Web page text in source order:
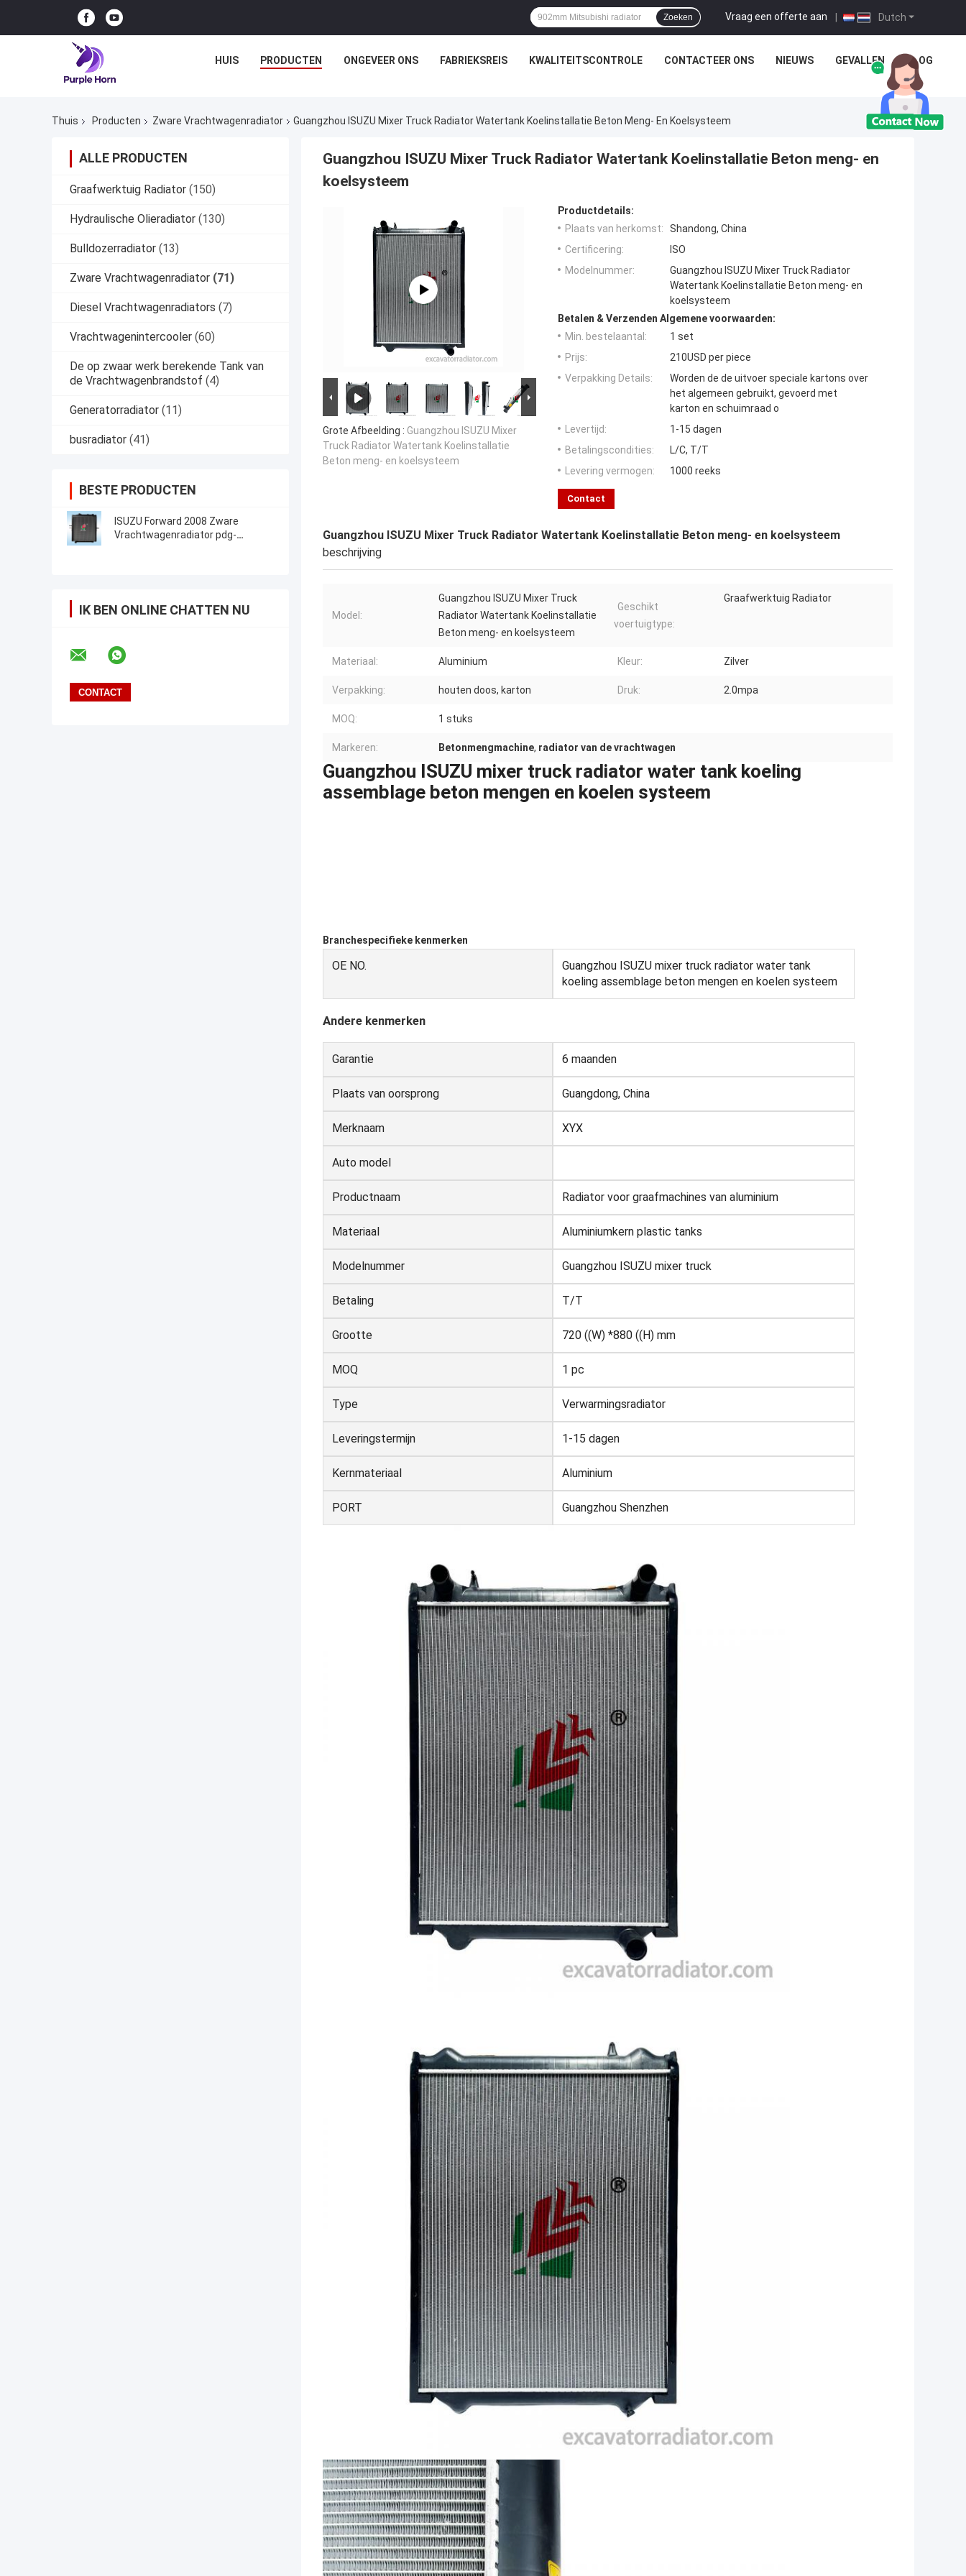
Dutch
Vraag een offerte aan |
Zoeken
HUIS PRODUCTEN ONGEVEER ONS FABRIEKSREIS KWALITEITSCONTROLE CONTACTEER ONS NIEUWS GEVALLEN BLOG
Thuis Producten Zware Vrachtwagenradiator Guangzhou ISUZU Mixer Truck Radiator Watertank Koelinstallatie Beton Meng- En Koelsysteem
ALLE PRODUCTEN
Graafwerktuig Radiator (150)
Hydraulische Olieradiator (130)
Bulldozerradiator (13)
Zware Vrachtwagenradiator (71)
Diesel Vrachtwagenradiators (7)
Vrachtwagenintercooler (60)
De op zwaar werk berekende Tank van
de Vrachtwagenbrandstof (4)
Generatorradiator (11)
busradiator (41)
BESTE PRODUCTEN
ISUZU Forward 2008 Zware
Vrachtwagenradiator pdg-
IK BEN ONLINE CHATTEN NU
Guangzhou ISUZU Mixer Truck Radiator Watertank Koelinstallatie Beton meng- en
koelsysteem
Grote Afbeelding : Guangzhou ISUZU Mixer
Truck Radiator Watertank Koelinstallatie
Beton meng- en koelsysteem
Productdetails:
Plaats van herkomst:
Shandong, China
Certificering:
ISO
Modelnummer:
Guangzhou ISUZU Mixer Truck Radiator
Watertank Koelinstallatie Beton meng- en
koelsysteem
Betalen & Verzenden Algemene voorwaarden:
Min. bestelaantal:
1 set
Prijs:
210USD per piece
Verpakking Details:
Worden de de uitvoer speciale kartons over
het algemeen gebruikt, gevoerd met
karton en schuimraad o
Levertijd:
1-15 dagen
Betalingscondities:
L/C, T/T
Levering vermogen:
1000 reeks
Contact
Guangzhou ISUZU Mixer Truck Radiator Watertank Koelinstallatie Beton meng- en koelsysteem
beschrijving
Model:
Guangzhou ISUZU Mixer Truck
Radiator Watertank Koelinstallatie
Beton meng- en koelsysteem
Geschikt
voertuigtype:
Graafwerktuig Radiator
Materiaal: Aluminium Kleur: Zilver
Verpakking: houten doos, karton Druk: 2.0mpa
MOQ: 1 stuks
Markeren: Betonmengmachine, radiator van de vrachtwagen
Guangzhou ISUZU mixer truck radiator water tank koeling
assemblage beton mengen en koelen systeem
Branchespecifieke kenmerken
OE NO.
Guangzhou ISUZU mixer truck radiator water tank
koeling assemblage beton mengen en koelen systeem
Andere kenmerken
Garantie 6 maanden
Plaats van oorsprong Guangdong, China
Merknaam XYX
Auto model
Productnaam Radiator voor graafmachines van aluminium
Materiaal Aluminiumkern plastic tanks
Modelnummer Guangzhou ISUZU mixer truck
Betaling T/T
Grootte 720 ((W) *880 ((H) mm
MOQ 1 pc
Type Verwarmingsradiator
Leveringstermijn 1-15 dagen
Kernmateriaal Aluminium
PORT Guangzhou Shenzhen